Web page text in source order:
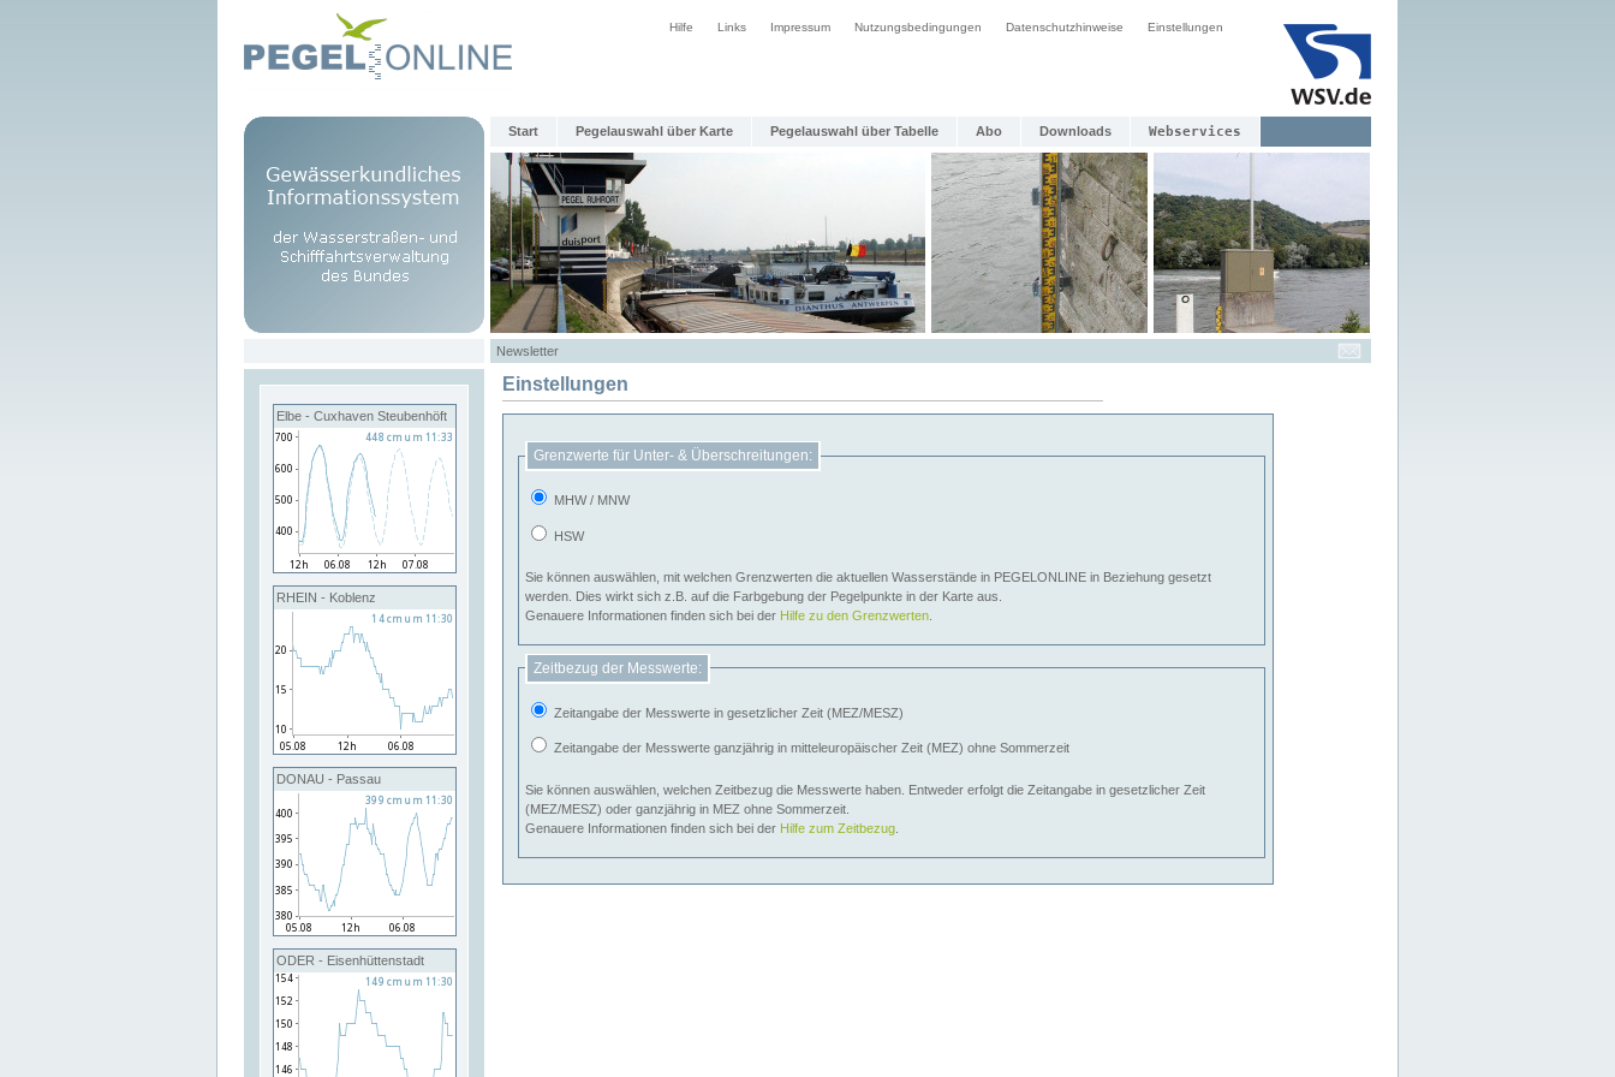
Hilfe Links Impressum Nutzungsbedingungen Datenschutzhinweise Einstellungen
Start Pegelauswahl über Karte Pegelauswahl über Tabelle Abo Downloads Webservices
Newsletter
Elbe - Cuxhaven Steubenhöft
RHEIN - Koblenz
DONAU - Passau
ODER - Eisenhüttenstadt
Einstellungen
Grenzwerte für Unter- & Überschreitungen:
MHW / MNW
HSW
Sie können auswählen, mit welchen Grenzwerten die aktuellen Wasserstände in PEGELONLINE in Beziehung gesetzt
werden. Dies wirkt sich z.B. auf die Farbgebung der Pegelpunkte in der Karte aus.
Genauere Informationen finden sich bei der Hilfe zu den Grenzwerten
Zeitbezug der Messwerte:
Zeitangabe der Messwerte in gesetzlicher Zeit (MEZ/MESZ)
Zeitangabe der Messwerte ganzjährig in mitteleuropäischer Zeit (MEZ) ohne Sommerzeit
Sie können auswählen, welchen Zeitbezug die Messwerte haben. Entweder erfolgt die Zeitangabe in gesetzlicher Zeit
(MEZ/MESZ) oder ganzjährig in MEZ ohne Sommerzeit.
Genauere Informationen finden sich bei der Hilfe zum Zeitbezug